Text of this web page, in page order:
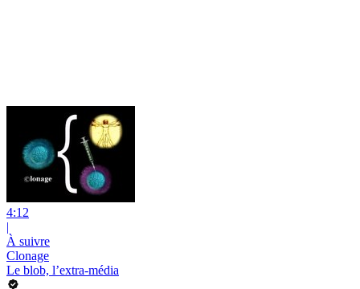
4:12
|
À suivre
Clonage
Le blob, l’extra-média